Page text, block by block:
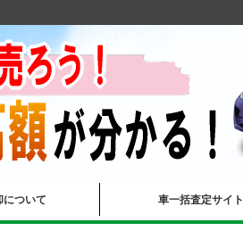
について 車一括査定サイ